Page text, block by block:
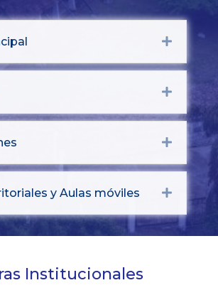
Expand
Expand
Expand
y Aulas móviles Expand
Institucionales